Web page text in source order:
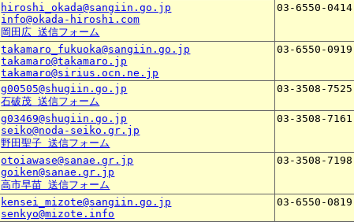
hiroshi_okada@sangiin.go.jp
info@okada-hiroshi.com
岡田広 送信フォーム
03-6550-0414
takamaro_fukuoka@sangiin.go.jp
takamaro@takamaro.jp
takamaro@sirius.ocn.ne.jp
03-6550-0919
g00505@shugiin.go.jp
石破茂 送信フォーム
03-3508-7525
g03469@shugiin.go.jp
seiko@noda-seiko.gr.jp
野田聖子 送信フォーム
03-3508-7161
otoiawase@sanae.gr.jp
goiken@sanae.gr.jp
高市早苗 送信フォーム
03-3508-7198
kensei_mizote@sangiin.go.jp
senkyo@mizote.info
03-6550-0819